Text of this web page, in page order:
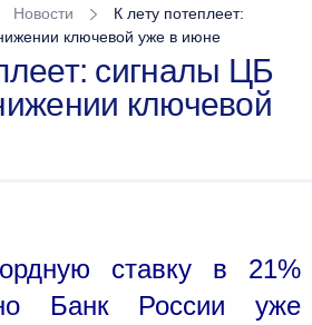
Новости
К лету потеплеет:
ключевой уже в июне
сигналы ЦБ
ключевой
ставку в 21%
Банк России уже